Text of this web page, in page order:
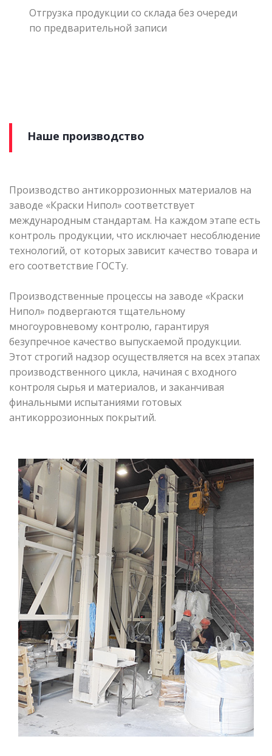
Отгрузка продукции со склада без очереди
по предварительной записи
Наше производство
Производство антикоррозионных материалов на
заводе «Краски Нипол» соответствует
международным стандартам. На каждом этапе есть
контроль продукции, что исключает несоблюдение
технологий, от которых зависит качество товара и
его соответствие ГОСТу.
Производственные процессы на заводе «Краски
Нипол» подвергаются тщательному
многоуровневому контролю, гарантируя
безупречное качество выпускаемой продукции.
Этот строгий надзор осуществляется на всех этапах
производственного цикла, начиная с входного
контроля сырья и материалов, и заканчивая
финальными испытаниями готовых
антикоррозионных покрытий.